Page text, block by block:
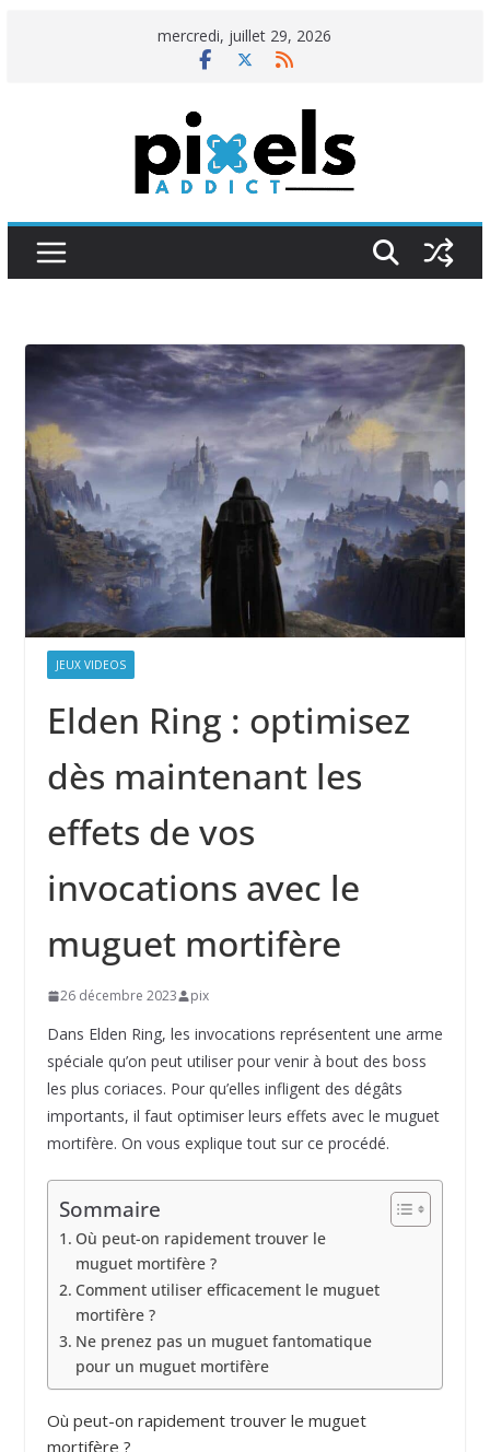
mercredi, juillet 29, 2026
JEUX VIDEOS
Elden Ring : optimisez
dès maintenant les
effets de vos
invocations avec le
muguet mortifère
26 décembre 2023 pix
Dans Elden Ring, les invocations représentent une arme
spéciale qu’on peut utiliser pour venir à bout des boss
les plus coriaces. Pour qu’elles infligent des dégâts
importants, il faut optimiser leurs effets avec le muguet
mortifère. On vous explique tout sur ce procédé.
Sommaire
Où peut-on rapidement trouver le
muguet mortifère ?
Comment utiliser efficacement le muguet
mortifère ?
Ne prenez pas un muguet fantomatique
pour un muguet mortifère
Où peut-on rapidement trouver le muguet
mortifère ?